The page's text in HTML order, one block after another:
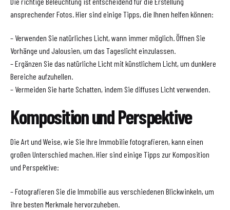
ansprechender Fotos. Hier sind einige Tipps, die Ihnen helfen können:
– Verwenden Sie natürliches Licht, wann immer möglich. Öffnen Sie
Vorhänge und Jalousien, um das Tageslicht einzulassen.
– Ergänzen Sie das natürliche Licht mit künstlichem Licht, um dunklere
Bereiche aufzuhellen.
– Vermeiden Sie harte Schatten, indem Sie diffuses Licht verwenden.
Komposition und Perspektive
Die Art und Weise, wie Sie Ihre Immobilie fotografieren, kann einen
großen Unterschied machen. Hier sind einige Tipps zur Komposition
und Perspektive:
– Fotografieren Sie die Immobilie aus verschiedenen Blickwinkeln, um
ihre besten Merkmale hervorzuheben.